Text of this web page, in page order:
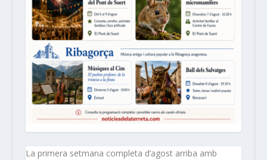
La primera setmana completa d’agost arriba amb